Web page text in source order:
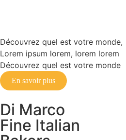
Découvrez quel est votre monde,
Lorem ipsum lorem, lorem lorem
Découvrez quel est votre monde
En savoir plus
Di Marco
Fine Italian